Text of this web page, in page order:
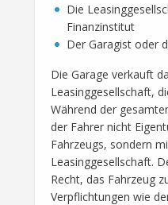
Die
Finanzinstitut
Der Garagist oder
Die Garage verkauft
Leasinggesellschaft,
Während der
der Fahrer nicht
Fahrzeugs, sondern
Leasinggesellschaft.
Recht, das Fahrzeug
Verpflichtungen wie